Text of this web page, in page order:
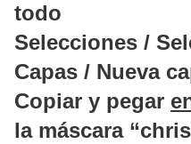
todo
Selecciones /
Capas / Nueva
Copiar y pegar
la máscara